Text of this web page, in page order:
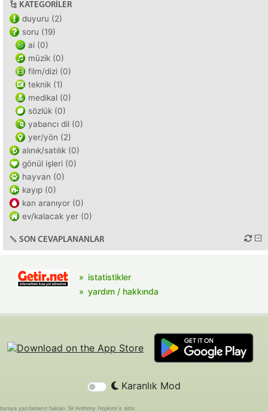
KATEGORILER
duyuru (2)
soru (19)
ai (0)
müzik (0)
film/dizi (0)
teknik (1)
medikal (0)
sözlük (0)
yabancı dil (0)
yer/yön (2)
alınık/satılık (0)
gönül işleri (0)
hayvan (0)
kayıp (0)
kan aranıyor (0)
ev/kalacak yer (0)
SON CEVAPLANANLAR
istatistikler
yardım / hakkında
Karanlık Mod
buraya yazılanların hakları Sir Anthony Hopkins'e aittir.